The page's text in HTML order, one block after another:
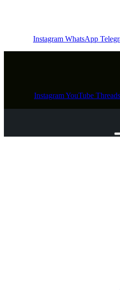
Instagram WhatsApp
InstagramYouTube Threads